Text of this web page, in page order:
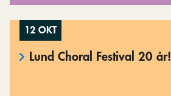
12 OKT
Lund Choral Festival 20 år!